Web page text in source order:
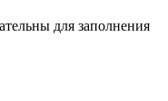
для заполнения